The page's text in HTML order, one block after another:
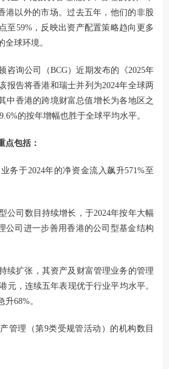
港以外的市场。过去五年，他们的非股
至59%，反映出资产配置策略趋向更多
全球环境。
咨询公司（BCG）近期发布的《2025年
报告将香港和瑞士并列为2024年全球两
中香港的跨境财富总值增长为各地区之
的按年增幅也胜于全球平均水平。
点包括：
务于2024年的净资金流入飙升571%至
公司数目持续增长，于2024年按年大幅
公司进一步善用香港的公司型基金结构
续扩张，其资产及财富管理业务的管理
元，连续五年表现优于行业平均水平。
68%。
管理（第9类受规管活动）的机构数目